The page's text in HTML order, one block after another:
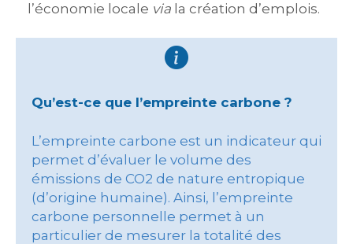
l’économie locale via la création d’emplois.
Qu’est-ce que l’empreinte carbone ?
L’empreinte carbone est un indicateur qui
permet d’évaluer le volume des
émissions de CO2 de nature entropique
(d’origine humaine). Ainsi, l’empreinte
carbone personnelle permet à un
particulier de mesurer la totalité des